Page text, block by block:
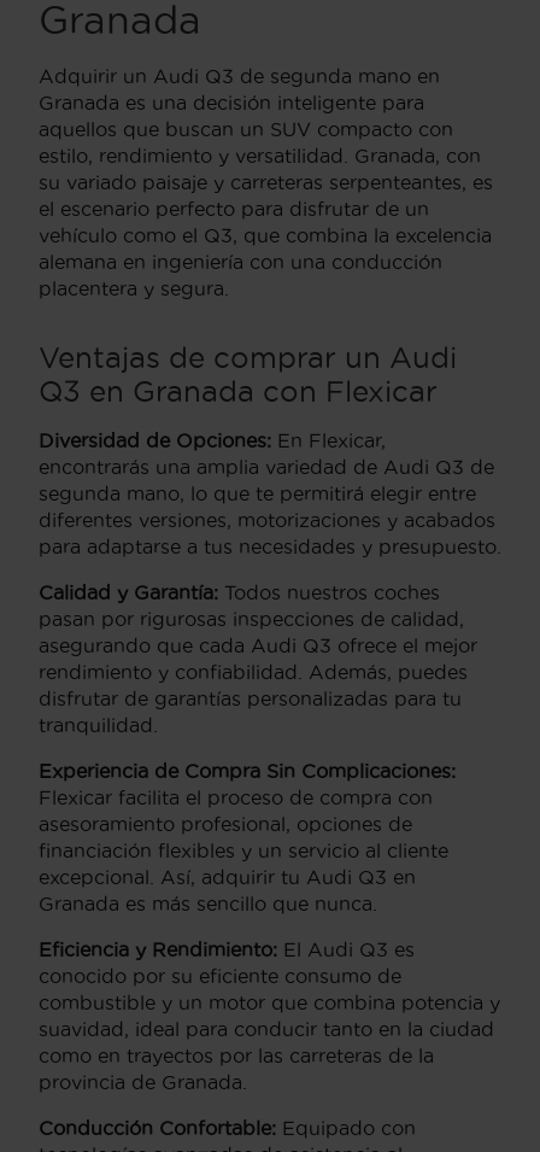
Granada
Adquirir un Audi Q3 de segunda mano en
Granada es una decisión inteligente para
aquellos que buscan un SUV compacto con
estilo, rendimiento y versatilidad. Granada, con
su variado paisaje y carreteras serpenteantes, es
el escenario perfecto para disfrutar de un
vehículo como el Q3, que combina la excelencia
alemana en ingeniería con una conducción
placentera y segura.
Ventajas de comprar un Audi
Q3 en Granada con Flexicar
Diversidad de Opciones: En Flexicar,
encontrarás una amplia variedad de Audi Q3 de
segunda mano, lo que te permitirá elegir entre
diferentes versiones, motorizaciones y acabados
para adaptarse a tus necesidades y presupuesto.
Calidad y Garantía: Todos nuestros coches
pasan por rigurosas inspecciones de calidad,
asegurando que cada Audi Q3 ofrece el mejor
rendimiento y confiabilidad. Además, puedes
disfrutar de garantías personalizadas para tu
tranquilidad.
Experiencia de Compra Sin Complicaciones:
Flexicar facilita el proceso de compra con
asesoramiento profesional, opciones de
financiación flexibles y un servicio al cliente
excepcional. Así, adquirir tu Audi Q3 en
Granada es más sencillo que nunca.
Eficiencia y Rendimiento: El Audi Q3 es
conocido por su eficiente consumo de
combustible y un motor que combina potencia y
suavidad, ideal para conducir tanto en la ciudad
como en trayectos por las carreteras de la
provincia de Granada.
Conducción Confortable: Equipado con